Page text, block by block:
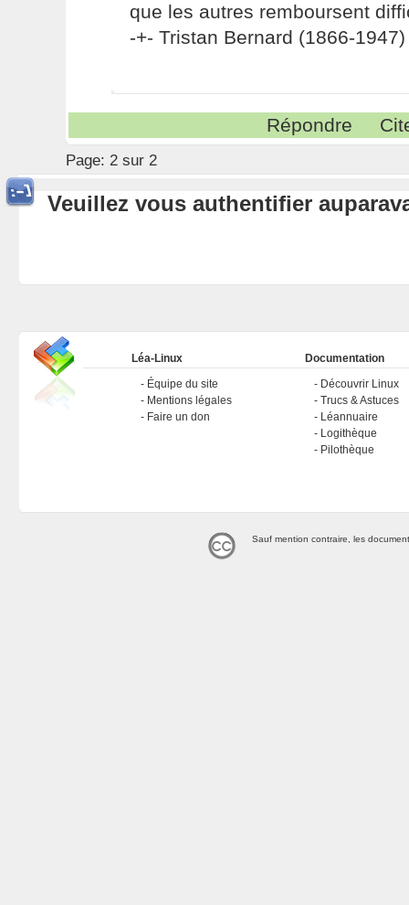
que les autres remboursent
-+- Tristan Bernard (1866-1947)
Répondre
Page: 2 sur 2
Veuillez vous authentifier
Léa-Linux
Équipe du site
Mentions légales
Faire un don
Documentation
Découvrir Linux
Trucs & Astuces
Léannuaire
Logithèque
Pilothèque
Sauf mention contraire, les